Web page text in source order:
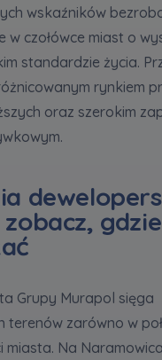
wskaźników
w czołówce miast o
standardzie życia.
rynkiem
oraz szerokim
zobacz,
Grupy Murapol sięga
terenów zarówno w
miasta. Na
o nabyciu lub
wysyłać na
się z nami